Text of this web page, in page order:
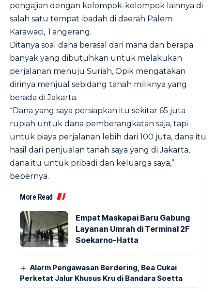
pengajian dengan kelompok-kelompok lainnya di
salah satu tempat ibadah di daerah Palem
Karawaci, Tangerang.
Ditanya soal dana berasal dari mana dan berapa
banyak yang dibutuhkan untuk melakukan
perjalanan menuju Suriah, Opik mengatakan
dirinya menjual sebidang tanah miliknya yang
berada di Jakarta.
“Dana yang saya persiapkan itu sekitar 65 juta
rupiah untuk dana pemberangkatan saja, tapi
untuk biaya perjalanan lebih dari 100 juta, dana itu
hasil dari penjualan tanah saya yang di Jakarta,
dana itu untuk pribadi dan keluarga saya,”
bebernya.
More Read
Empat Maskapai Baru Gabung
Layanan Umrah di Terminal 2F
Soekarno-Hatta
Alarm Pengawasan Berdering, Bea Cukai
Perketat Jalur Khusus Kru di Bandara Soetta